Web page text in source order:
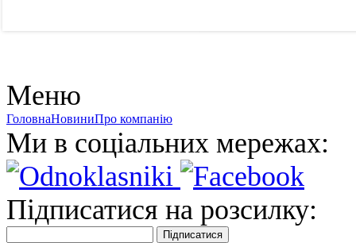
Меню
ГоловнаНовиниПро компанію
Ми в соціальних мережах:
Підписатися на розсилку:
Підписатися